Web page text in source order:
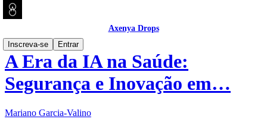
Axenya Drops
Inscreva-se
Entrar
A Era da IA na Saúde:
Segurança e Inovação em…
Mariano Garcia-Valino